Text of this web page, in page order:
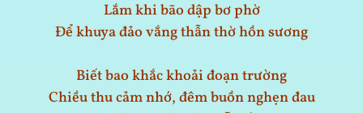
Lắm khi bão dập bơ phờ
Để khuya đảo vắng thẫn thờ hồn sương
Biết bao khắc khoải đoạn trường
Chiều thu cảm nhớ, đêm buồn nghẹn đau